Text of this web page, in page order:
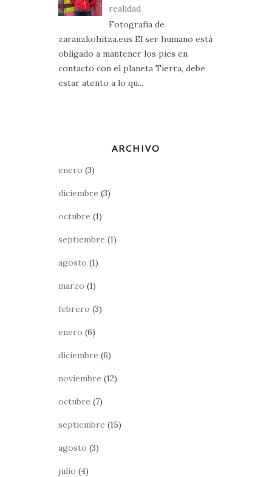
realidad
Fotografía de
zarauzkohitza.eus El ser humano está
obligado a mantener los pies en
contacto con el planeta Tierra, debe
estar atento a lo qu...
ARCHIVO
enero (3)
diciembre (3)
octubre (1)
septiembre (1)
agosto (1)
marzo (1)
febrero (3)
enero (6)
diciembre (6)
noviembre (12)
octubre (7)
septiembre (15)
agosto (3)
julio (4)